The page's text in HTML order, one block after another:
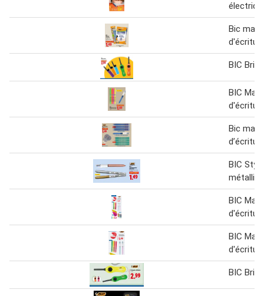
Bic
BIC
BIC
Bic
BIC
BIC
BIC
BIC